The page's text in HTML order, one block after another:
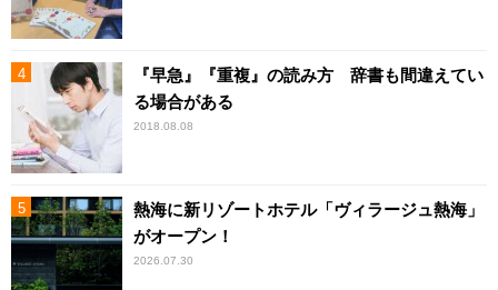
『早急』『重複』の読み方 辞書も間違えてい
る場合がある
2018.08.08
熱海に新リゾートホテル「ヴィラージュ熱海」
がオープン！
2026.07.30